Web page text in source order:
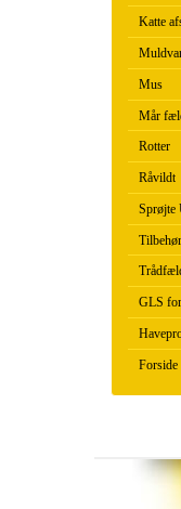
Katte
Mus
Mår
Rotter
Råvildt
Sprøjte
GLS
Forside